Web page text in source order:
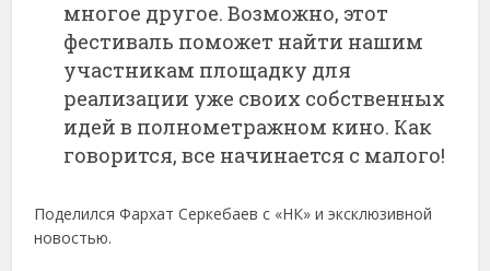
многое другое. Возможно, этот
фестиваль поможет найти нашим
участникам площадку для
реализации уже своих собственных
идей в полнометражном кино. Как
говорится, все начинается с малого!
Поделился Фархат Серкебаев с «НК» и эксклюзивной
новостью.